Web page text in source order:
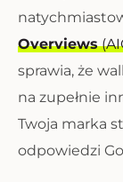
Overviews
sprawia, że
na zupełnie
Twoja marka
odpowiedzi